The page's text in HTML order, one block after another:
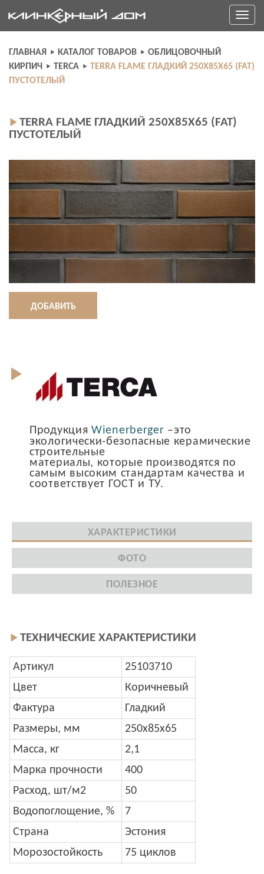
to
content
Toggle
ГЛАВНАЯ КАТАЛОГ ТОВАРОВ
ОБЛИЦОВОЧНЫЙ
КИРПИЧ
TERCA
TERRA FLAME ГЛАДКИЙ 250X85X65 (FAT)
ПУСТОТЕЛЫЙ
TERRA FLAME ГЛАДКИЙ 250X85X65 (FAT)
ПУСТОТЕЛЫЙ
ДОБАВИТЬ
Продукция Wienerberger –это
экологически-безопасные керамические
строительные
материалы, которые производятся по
самым высоким стандартам качества и
соответствует ГОСТ и ТУ.
ХАРАКТЕРИСТИКИ
ФОТО
ПОЛЕЗНОЕ
ТЕХНИЧЕСКИЕ ХАРАКТЕРИСТИКИ
Артикул
25103710
Цвет
Коричневый
Фактура
Гладкий
Размеры, мм
250x85x65
Масса, кг
2,1
Марка прочности
400
Расход, шт/м2
50
Водопоглощение, %
7
Страна
Эстония
Морозостойкость
75 циклов